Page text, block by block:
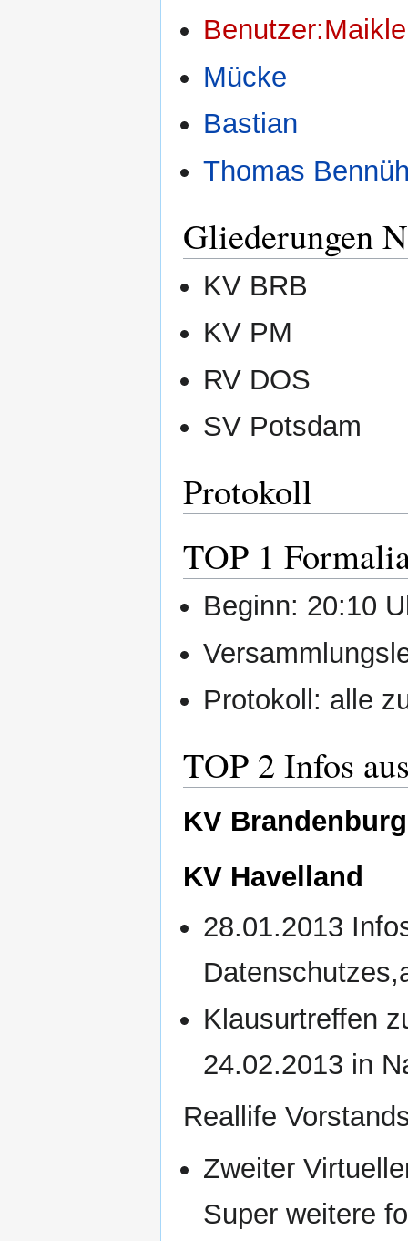
Mücke
Bastian
Thomas
Gliederungen
KV BRB
KV PM
RV DOS
SV Potsdam
Protokoll
TOP 1
Beginn: 20:10
Protokoll: alle
TOP 2 Infos
KV
KV Havelland
28.01.2013
Klausurtreffen
24.02.2013 in
Reallife
Zweiter
Super weitere